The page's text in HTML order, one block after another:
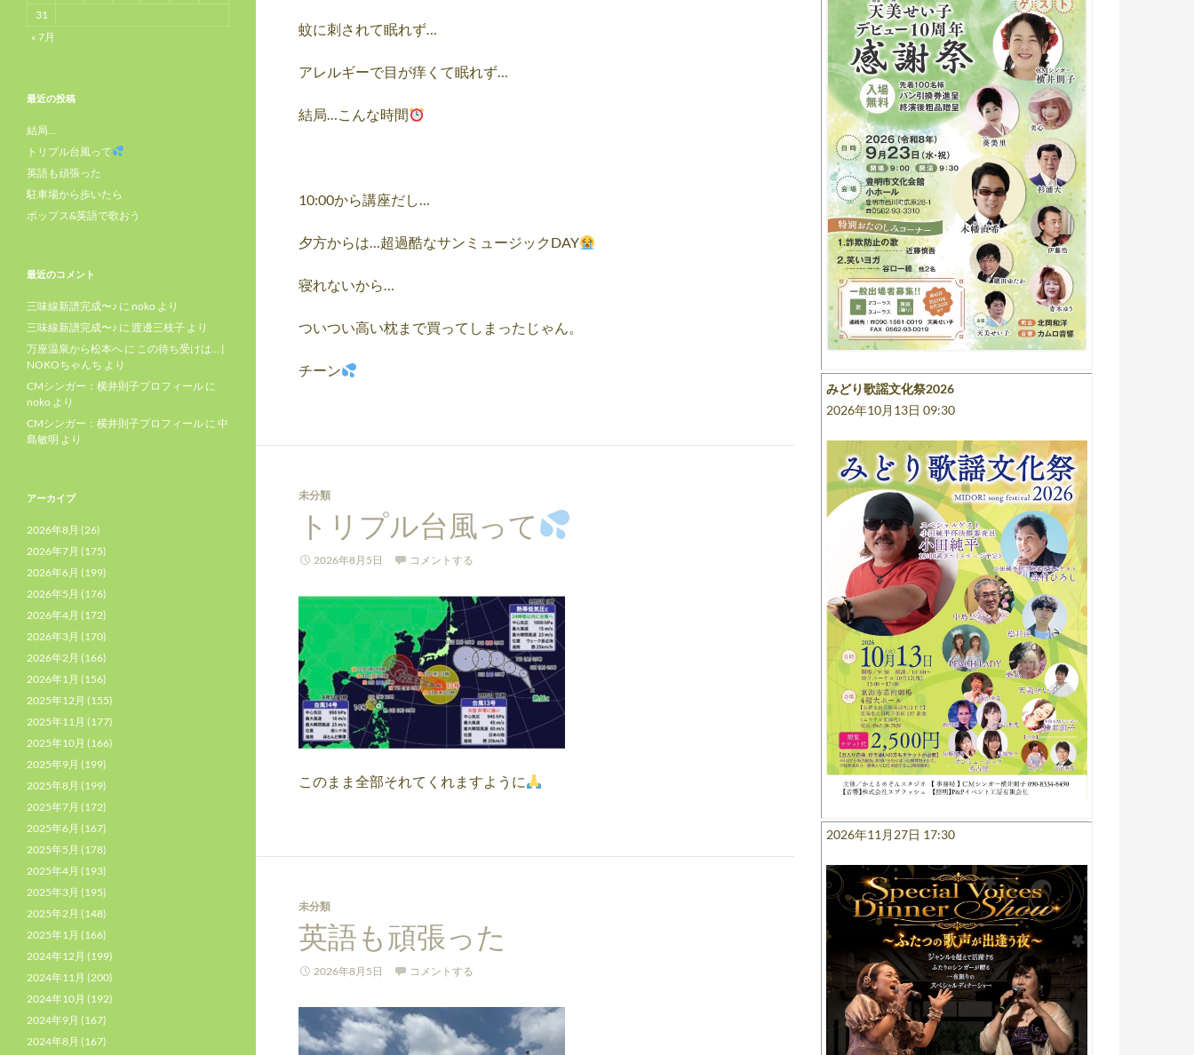
蚊に刺されて眠れず…
アレルギーで目が痒くて眠れず…
結局…こんな時間
10:00から講座だし…
夕方からは…超過酷なサンミュージックDAY
寝れないから…
ついつい高い枕まで買ってしまったじゃん。
チーン
未分類
トリプル台風って
2026年8月5日 コメントする
このまま全部それてくれますように
未分類
英語も頑張った
2026年8月5日 コメントする
みどり歌謡文化祭2026
2026年10月13日 09:30
2026年11月27日 17:30
31
« 7月
最近の投稿
結局…
トリプル台風って
英語も頑張った
駐車場から歩いたら
ポップス&英語で歌おう
最近のコメント
三味線新譜完成〜♪ に noko より
三味線新譜完成〜♪ に 渡邊三枝子 より
万座温泉から松本へ に この待ち受けは… |
NOKOちゃんち より
CMシンガー：横井則子プロフィール に
noko より
CMシンガー：横井則子プロフィール に 中
島敏明 より
アーカイブ
2026年8月 (26)
2026年7月 (175)
2026年6月 (199)
2026年5月 (176)
2026年4月 (172)
2026年3月 (170)
2026年2月 (166)
2026年1月 (156)
2025年12月 (155)
2025年11月 (177)
2025年10月 (166)
2025年9月 (199)
2025年8月 (199)
2025年7月 (172)
2025年6月 (167)
2025年5月 (178)
2025年4月 (193)
2025年3月 (195)
2025年2月 (148)
2025年1月 (166)
2024年12月 (199)
2024年11月 (200)
2024年10月 (192)
2024年9月 (167)
2024年8月 (167)